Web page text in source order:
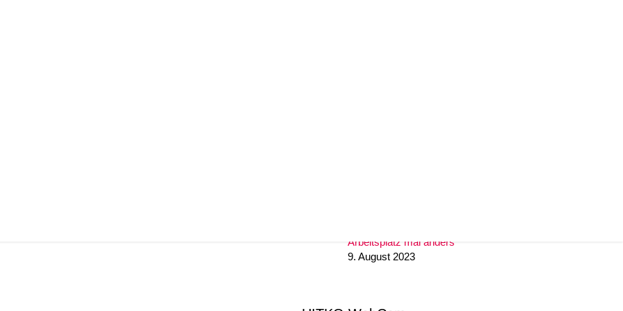
und TP-LINK.
haben sich richtig schmutzig gemacht und sind dafür
Arbeitsumgebung.
wünschen euch schöne Feiertage.
Arbeitsplatz mal anders
9. August 2023